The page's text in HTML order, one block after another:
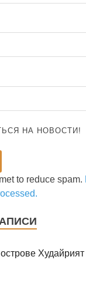
НА НОВОСТИ!
to reduce spam.
Худайрият